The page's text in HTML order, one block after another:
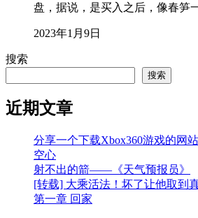
盘，据说，是买入之后，像春笋
2023年1月9日
搜索
搜索
近期文章
分享一个下载Xbox360游戏的网站
空心
射不出的箭——《天气预报员》
[转载] 大乘活法！坏了让他取到
第一章 回家